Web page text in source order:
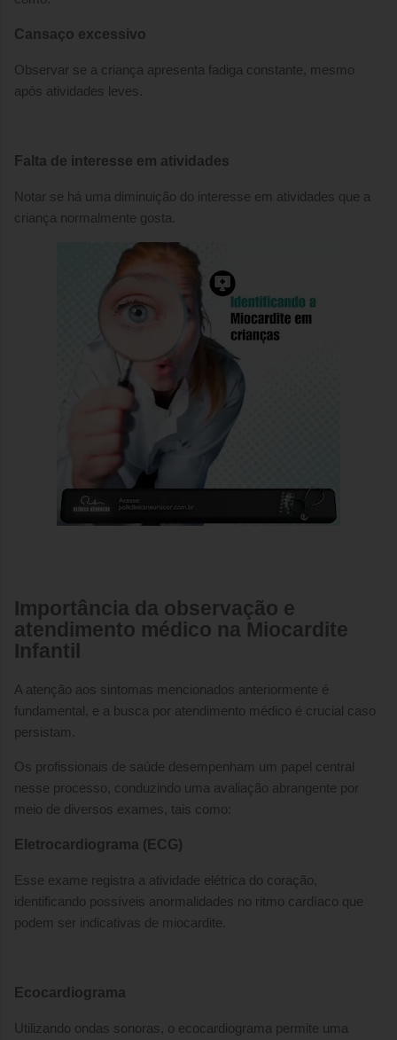
Cansaço excessivo
Observar se a criança apresenta fadiga constante, mesmo
após atividades leves.
Falta de interesse em atividades
Notar se há uma diminuição do interesse em atividades que a
criança normalmente gosta.
Importância da observação e
atendimento médico na Miocardite
Infantil
A atenção aos sintomas mencionados anteriormente é
fundamental, e a busca por atendimento médico é crucial caso
persistam.
Os profissionais de saúde desempenham um papel central
nesse processo, conduzindo uma avaliação abrangente por
meio de diversos exames, tais como:
Eletrocardiograma (ECG)
Esse exame registra a atividade elétrica do coração,
identificando possíveis anormalidades no ritmo cardíaco que
podem ser indicativas de miocardite.
Ecocardiograma
Utilizando ondas sonoras, o ecocardiograma permite uma